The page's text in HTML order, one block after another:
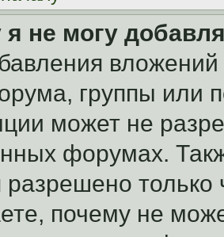
не могу
группы или
может не
форумах.
разрешено
почему не